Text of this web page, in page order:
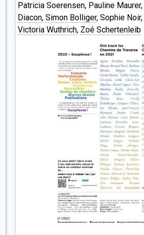
Patricia Soerensen, Pauline Maurer,
Diacon, Simon Bolliger, Sophie Noir,
Victoria Wuthrich, Zoé Schertenleib